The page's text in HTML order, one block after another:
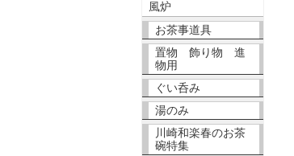
風炉
お茶事道具
置物 飾り物 進
物用
ぐい呑み
湯のみ
川崎和楽春のお茶
碗特集